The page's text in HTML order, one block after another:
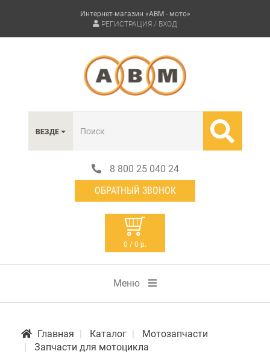
Интернет-магазин «АВМ - мото»
РЕГИСТРАЦИЯ / ВХОД
ВЕЗДЕ
8 800 25 040 24
ОБРАТНЫЙ ЗВОНОК
0 / 0 р.
Меню
Главная Каталог
Мотозапчасти
Запчасти для мотоцикла